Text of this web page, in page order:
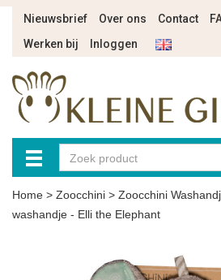
Nieuwsbrief Over ons Contact
Werken bij
Inloggen
Home > Zoocchini > Zoocchini
washandje - Elli the Elephant